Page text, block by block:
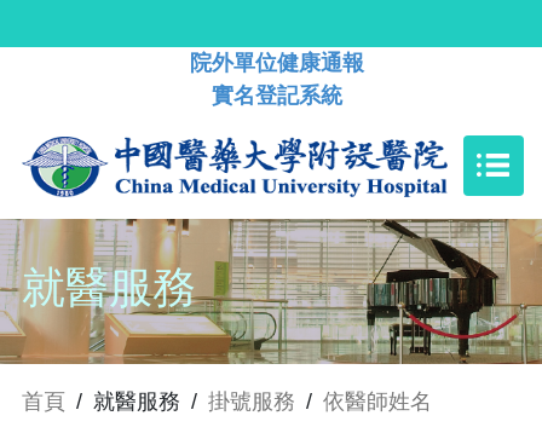
院外單位健康通報
實名登記系統
就醫服務
首頁 / 就醫服務 / 掛號服務 / 依醫師姓名